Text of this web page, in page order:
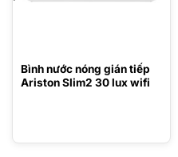
Bình nước nóng gián tiếp
Ariston Slim2 30 lux wifi